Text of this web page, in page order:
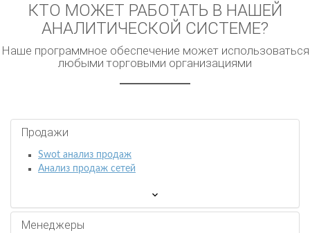
КТО МОЖЕТ РАБОТАТЬ В НАШЕЙ
АНАЛИТИЧЕСКОЙ СИСТЕМЕ?
Наше программное обеспечение может использоваться
любыми торговыми организациями
Продажи
Swot анализ продаж
Анализ продаж сетей
Менеджеры